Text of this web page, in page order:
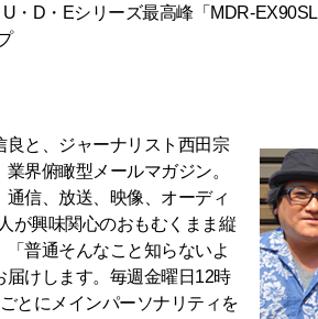
・D・Eシリーズ最高峰「MDR-
良と、ジャーナリスト西田宗
界俯瞰型メールマガジン。
信、放送、映像、オーディ
が興味関心のおもむくまま縦
普通そんなこと知らないよ
届けします。毎週金曜日12時
とにメインパーソナリティを